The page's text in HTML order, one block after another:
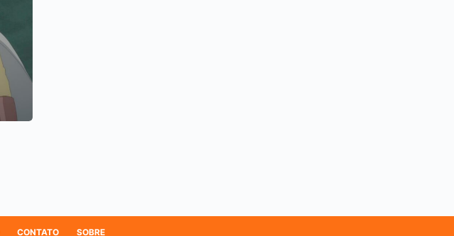
CONTATO SOBRE